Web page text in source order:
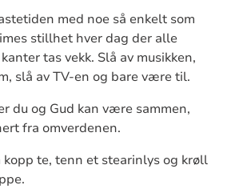
med noe så enkelt som
stillhet hver dag der alle
tas vekk. Slå av musikken,
slå av TV-en og bare være til.
du og Gud kan være sammen,
fra omverdenen.
kopp te, tenn et stearinlys og krøll